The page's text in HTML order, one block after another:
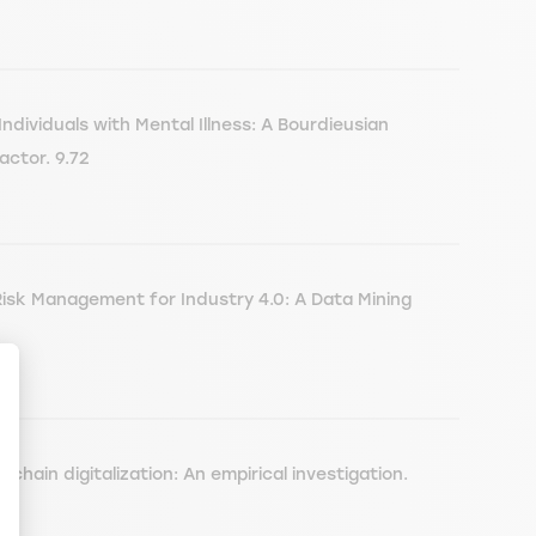
Sie Ihre Optionen an
with Mental Illness: A Bourdieusian
9.72
Risk Management for Industry 4.0: A Data Mining
chain digitalization: An empirical investigation.